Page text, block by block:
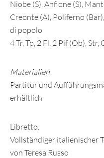
Niobe (S), Anfione (S),
Creonte (A), Poliferno
di popolo
4 Tr, Tp, 2 Fl, 2 Pif (Ob), Str,
Materialien
Partitur und
erhältlich
Libretto.
Vollständiger italienischer
von Teresa Russo